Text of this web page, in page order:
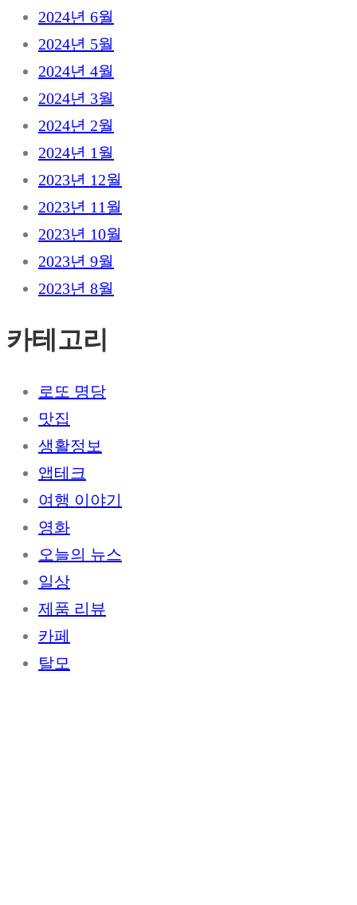
2024년 6월
2024년 5월
2024년 4월
2024년 3월
2024년 2월
2024년 1월
2023년 12월
2023년 11월
2023년 10월
2023년 9월
2023년 8월
카테고리
로또 명당
맛집
생활정보
앱테크
여행 이야기
영화
오늘의 뉴스
일상
제품 리뷰
카페
탈모